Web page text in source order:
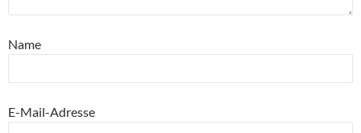
Name
E-Mail-Adresse